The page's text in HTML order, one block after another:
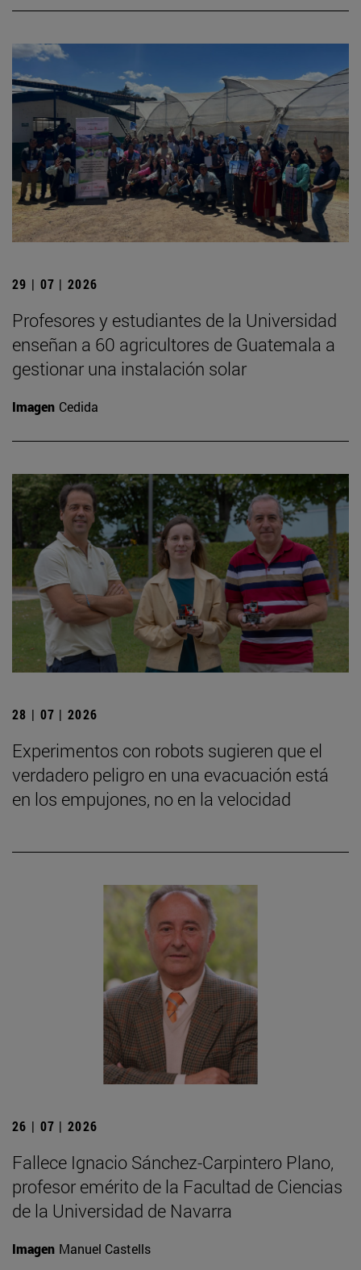
29 | 07 | 2026
Profesores y estudiantes de la Universidad
enseñan a 60 agricultores de Guatemala a
gestionar una instalación solar
Imagen Cedida
28 | 07 | 2026
Experimentos con robots sugieren que el
verdadero peligro en una evacuación está
en los empujones, no en la velocidad
26 | 07 | 2026
Fallece Ignacio Sánchez-Carpintero Plano,
profesor emérito de la Facultad de Ciencias
de la Universidad de Navarra
Imagen Manuel Castells